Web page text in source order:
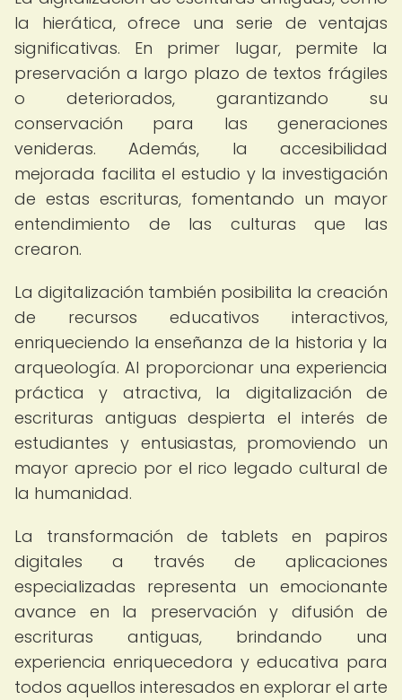
la hierática, ofrece una serie de ventajas
significativas. En primer lugar, permite la
preservación a largo plazo de textos frágiles
o deteriorados, garantizando su
conservación para las generaciones
venideras. Además, la accesibilidad
mejorada facilita el estudio y la investigación
de estas escrituras, fomentando un mayor
entendimiento de las culturas que las
crearon.
La digitalización también posibilita la creación
de recursos educativos interactivos,
enriqueciendo la enseñanza de la historia y la
arqueología. Al proporcionar una experiencia
práctica y atractiva, la digitalización de
escrituras antiguas despierta el interés de
estudiantes y entusiastas, promoviendo un
mayor aprecio por el rico legado cultural de
la humanidad.
La transformación de tablets en papiros
digitales a través de aplicaciones
especializadas representa un emocionante
avance en la preservación y difusión de
escrituras antiguas, brindando una
experiencia enriquecedora y educativa para
todos aquellos interesados en explorar el arte